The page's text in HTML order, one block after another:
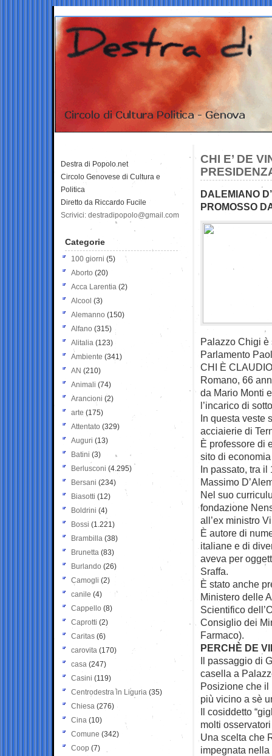
CHI E’ DE
DALEMIANO
PROMOSSO
Palazzo Chigi è
Parlamento
CHI È
Romano, 66
da Mario Monti
l’incarico di
In questa veste
acciaierie di
È professore di
sito di
In passato, tra
Massimo
Nel suo
fondazione
all’ex ministro
È autore di
italiane e di
aveva per
Sraffa.
È stato anche
Ministero delle
Scientifico
Consiglio dei
Farmaco).
PERCHÈ DE
Il passaggio di
casella a
Posizione che il
più vicino a sè
Il cosiddetto
molti
Una scelta che
impegnata
Destra di Popolo.net
Circolo Genovese di Cultura e
Politica
Diretto da Riccardo Fucile
Scrivici: destradipopolo@gmail.com
Categorie
100 giorni (5)
Aborto (20)
Acca Larentia (2)
Alcool (3)
Alemanno (150)
Alfano (315)
Alitalia (123)
Ambiente (341)
AN (210)
Animali (74)
Arancioni (2)
arte (175)
Attentato (329)
Auguri (13)
Batini (3)
Berlusconi (4.295)
Bersani (234)
Biasotti (12)
Boldrini (4)
Bossi (1.221)
Brambilla (38)
Brunetta (83)
Burlando (26)
Camogli (2)
canile (4)
Cappello (8)
Caprotti (2)
Caritas (6)
carovita (170)
casa (247)
Casini (119)
Centrodestra in Liguria (35)
Chiesa (276)
Cina (10)
Comune (342)
Coop (7)